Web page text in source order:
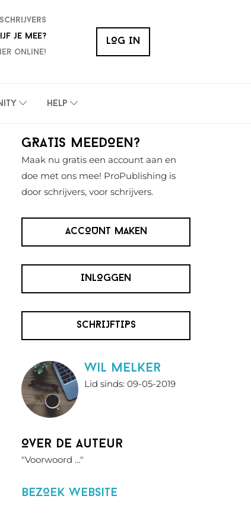
schrijvers
je mee?
online!
LOG IN
Help
Primaire
Sidebar
GRATIS MEEDOEN?
Maak nu gratis een account aan en
doe met ons mee! ProPublishing is
door schrijvers, voor schrijvers.
ACCOUNT MAKEN
INLOGGEN
SCHRIJFTIPS
wil melker
Lid sinds: 09-05-2019
Over de auteur
"Voorwoord …"
BezOek website